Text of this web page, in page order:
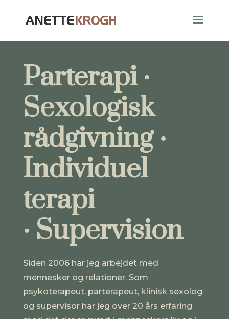
Parterapi ·
Sexologisk
rådgivning·
Individuel
terapi
· Supervision
Siden 2006 har jeg arbejdet med
mennesker og relationer. Som
psykoterapeut, parterapeut, klinisk sexolog
og supervisor har jeg over 20 års erfaring